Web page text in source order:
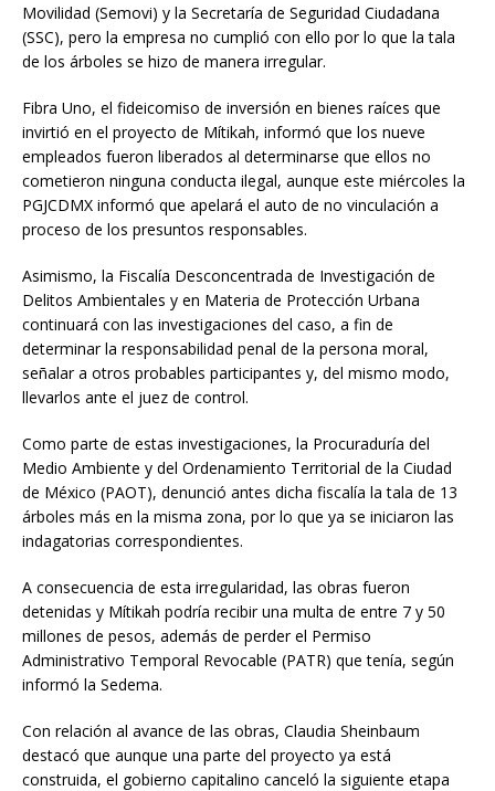
Movilidad (Semovi) y la Secretaría de Seguridad Ciudadana
(SSC), pero la empresa no cumplió con ello por lo que la tala
de los árboles se hizo de manera irregular.
Fibra Uno, el fideicomiso de inversión en bienes raíces que
invirtió en el proyecto de Mítikah, informó que los nueve
empleados fueron liberados al determinarse que ellos no
cometieron ninguna conducta ilegal, aunque este miércoles la
PGJCDMX informó que apelará el auto de no vinculación a
proceso de los presuntos responsables.
Asimismo, la Fiscalía Desconcentrada de Investigación de
Delitos Ambientales y en Materia de Protección Urbana
continuará con las investigaciones del caso, a fin de
determinar la responsabilidad penal de la persona moral,
señalar a otros probables participantes y, del mismo modo,
llevarlos ante el juez de control.
Como parte de estas investigaciones, la Procuraduría del
Medio Ambiente y del Ordenamiento Territorial de la Ciudad
de México (PAOT), denunció antes dicha fiscalía la tala de 13
árboles más en la misma zona, por lo que ya se iniciaron las
indagatorias correspondientes.
A consecuencia de esta irregularidad, las obras fueron
detenidas y Mítikah podría recibir una multa de entre 7 y 50
millones de pesos, además de perder el Permiso
Administrativo Temporal Revocable (PATR) que tenía, según
informó la Sedema.
Con relación al avance de las obras, Claudia Sheinbaum
destacó que aunque una parte del proyecto ya está
construida, el gobierno capitalino canceló la siguiente etapa